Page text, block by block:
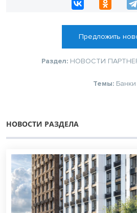
Предложить
Раздел: НОВОСТИ
Темы: Банки
НОВОСТИ РАЗДЕЛА